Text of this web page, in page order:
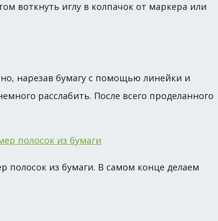
воткнуть иглу в колпачок от маркера или
нарезав бумагу с помощью линейки и
расслабить. После всего проделанного
полосок из бумаги. В самом конце делаем